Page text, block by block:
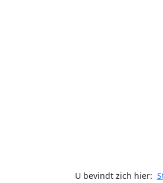
U bevindt zich hier: